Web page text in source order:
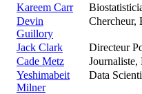
Kareem Carr
Devin
Guillory
Chercheur,
Jack Clark
Directeur
Cade Metz
Yeshimabeit
Milner
Data